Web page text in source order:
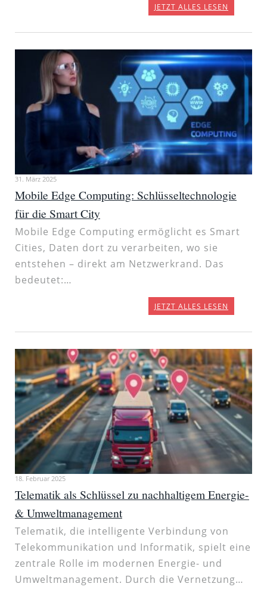
JETZT ALLES LESEN
31. März 2025
Mobile Edge Computing: Schlüsseltechnologie
für die Smart City
Mobile Edge Computing ermöglicht es Smart
Cities, Daten dort zu verarbeiten, wo sie
entstehen – direkt am Netzwerkrand. Das
bedeutet:…
JETZT ALLES LESEN
18. Februar 2025
Telematik als Schlüssel zu nachhaltigem Energie-
& Umweltmanagement
Telematik, die intelligente Verbindung von
Telekommunikation und Informatik, spielt eine
zentrale Rolle im modernen Energie- und
Umweltmanagement. Durch die Vernetzung…